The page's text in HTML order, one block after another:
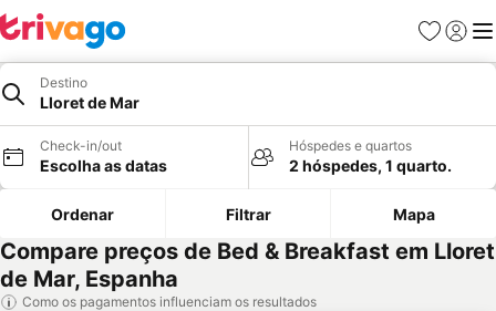
Favoritos
Iniciar
Destino
Lloret de Mar
Check-in/out
Escolha as datas
Hóspedes e quartos
2 hóspedes, 1 quarto.
Ordenar Filtrar Mapa
Compare preços de Bed & Breakfast em Lloret
de Mar, Espanha
Como os pagamentos influenciam os resultados